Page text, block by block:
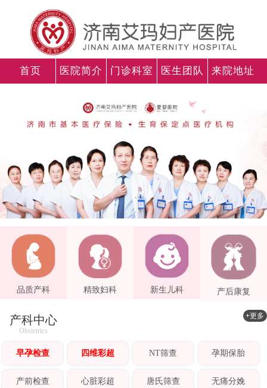
首页 医院简介 门诊科室 医生团队 来院地址
品质产科 精致妇科 新生儿科 产后康复
产科中心
Obstetrics
+更多
早孕检查 四维彩超 NT筛查 孕期保胎
产前检查 心脏彩超 唐氏筛查 无痛分娩